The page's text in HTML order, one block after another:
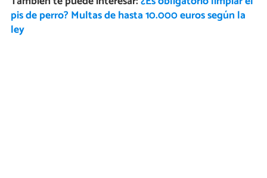
pis de perro? Multas de hasta 10.000 euros según la
ley